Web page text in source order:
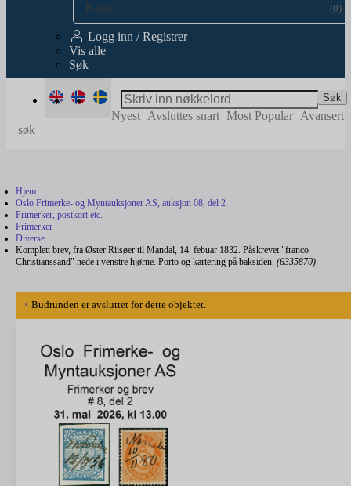
Kasse (0)
Logg inn / Registrer
Vis alle
Søk
Søk
Nyest Avsluttes snart Most Popular Avansert
søk
Hjem
Oslo Frimerke- og Myntauksjoner AS, auksjon 08, del 2
Frimerker, postkort etc.
Frimerker
Diverse
Komplett brev, fra Øster Riisøer til Mandal, 14. febuar 1832. Påskrevet "franco
Christianssand" nede i venstre hjørne. Porto og kartering på baksiden. (6335870)
× Budrunden er avsluttet for dette objektet.